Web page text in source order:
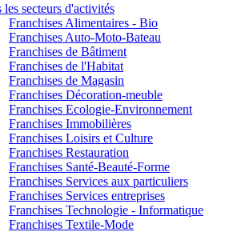
les secteurs d'activités
Franchises Alimentaires - Bio
Franchises Auto-Moto-Bateau
Franchises de Bâtiment
Franchises de l'Habitat
Franchises de Magasin
Franchises Décoration-meuble
Franchises Ecologie-Environnement
Franchises Immobilières
Franchises Loisirs et Culture
Franchises Restauration
Franchises Santé-Beauté-Forme
Franchises Services aux particuliers
Franchises Services entreprises
Franchises Technologie - Informatique
Franchises Textile-Mode